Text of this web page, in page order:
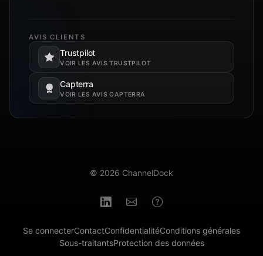
AVIS CLIENTS
Trustpilot
VOIR LES AVIS TRUSTPILOT
S’ouvre dans un nouvel onglet.
Capterra
VOIR LES AVIS CAPTERRA
S’ouvre dans un nouvel onglet.
© 2026 ChannelDock
Se connecterContactConfidentialitéConditions générales
Sous-traitantsProtection des données